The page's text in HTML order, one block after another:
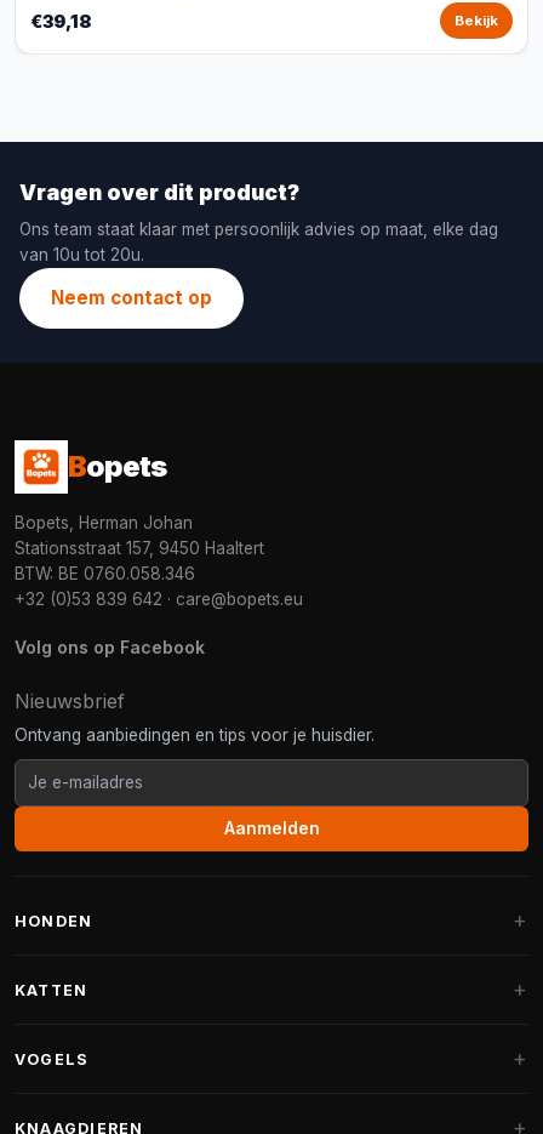
€39,18 Bekijk
Vragen over dit product?
Ons team staat klaar met persoonlijk advies op maat, elke dag
van 10u tot 20u.
Neem contact op
Bopets
Bopets, Herman Johan
Stationsstraat 157, 9450 Haaltert
BTW: BE 0760.058.346
+32 (0)53 839 642 · care@bopets.eu
Volg ons op Facebook
Nieuwsbrief
Ontvang aanbiedingen en tips voor je huisdier.
Aanmelden
HONDEN
Fantail hondenmanden
KATTEN
VOGELS
KNAAGDIEREN